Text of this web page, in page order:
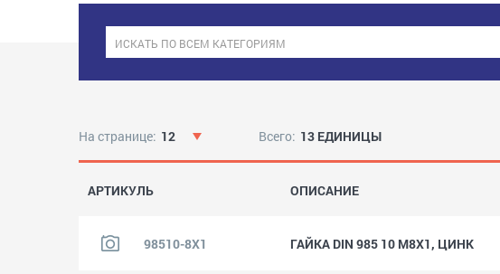
На странице: 12 Всего: 13 ЕДИНИЦЫ
АРТИКУЛЬ ОПИСАНИЕ
98510-8X1 ГАЙКА DIN 985 10 M8X1, ЦИНК